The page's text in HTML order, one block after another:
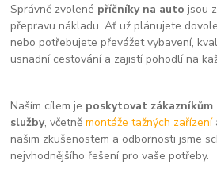
Správně zvolené příčníky na auto jsou
přepravu nákladu. Ať už plánujete
nebo potřebujete převážet vybavení,
usnadní cestování a zajistí pohodlí na
Naším cílem je poskytovat
služby, včetněmontáže tažných zařízení
našim zkušenostem a odbornosti jsme
nejvhodnějšího řešení pro vaše potřeby.